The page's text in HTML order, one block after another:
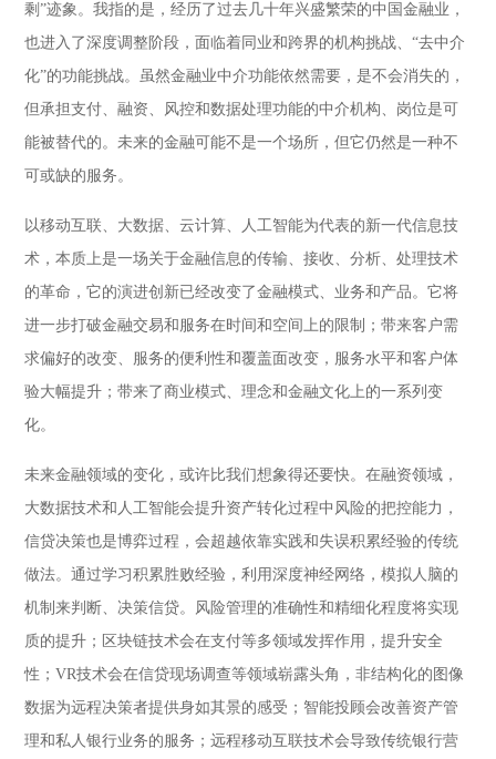
剩”迹象。我指的是，经历了过去几十年兴盛繁荣的中国金融业，
也进入了深度调整阶段，面临着同业和跨界的机构挑战、“去中介
化”的功能挑战。虽然金融业中介功能依然需要，是不会消失的，
但承担支付、融资、风控和数据处理功能的中介机构、岗位是可
能被替代的。未来的金融可能不是一个场所，但它仍然是一种不
可或缺的服务。
以移动互联、大数据、云计算、人工智能为代表的新一代信息技
术，本质上是一场关于金融信息的传输、接收、分析、处理技术
的革命，它的演进创新已经改变了金融模式、业务和产品。它将
进一步打破金融交易和服务在时间和空间上的限制；带来客户需
求偏好的改变、服务的便利性和覆盖面改变，服务水平和客户体
验大幅提升；带来了商业模式、理念和金融文化上的一系列变
化。
未来金融领域的变化，或许比我们想象得还要快。在融资领域，
大数据技术和人工智能会提升资产转化过程中风险的把控能力，
信贷决策也是博弈过程，会超越依靠实践和失误积累经验的传统
做法。通过学习积累胜败经验，利用深度神经网络，模拟人脑的
机制来判断、决策信贷。风险管理的准确性和精细化程度将实现
质的提升；区块链技术会在支付等多领域发挥作用，提升安全
性；VR技术会在信贷现场调查等领域崭露头角，非结构化的图像
数据为远程决策者提供身如其景的感受；智能投顾会改善资产管
理和私人银行业务的服务；远程移动互联技术会导致传统银行营